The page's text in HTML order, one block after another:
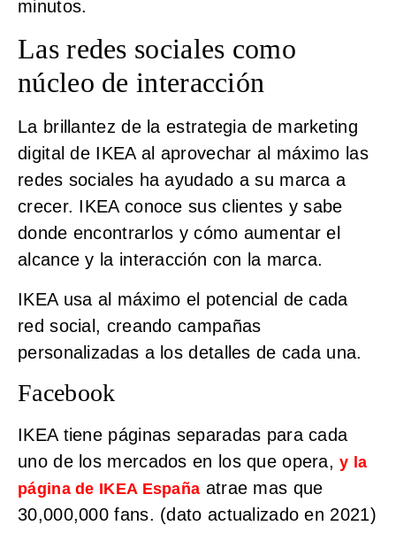
minutos.
Las redes sociales como
núcleo de interacción
La brillantez de la estrategia de marketing
digital de IKEA al aprovechar al máximo las
redes sociales ha ayudado a su marca a
crecer. IKEA conoce sus clientes y sabe
donde encontrarlos y cómo aumentar el
alcance y la interacción con la marca.
IKEA usa al máximo el potencial de cada
red social, creando campañas
personalizadas a los detalles de cada una.
Facebook
IKEA tiene páginas separadas para cada
uno de los mercados en los que opera,y la
página de IKEA España atrae mas que
30,000,000 fans. (dato actualizado en 2021)